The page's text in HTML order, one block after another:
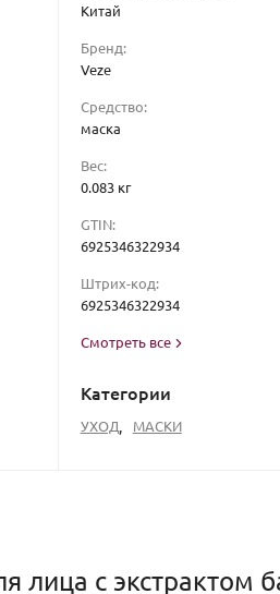
Китай
Бренд:
Veze
Средство:
маска
Вес:
0.083 кг
GTIN:
6925346322934
Штрих-код:
6925346322934
Смотреть все
Категории
УХОД, МАСКИ
лица с экстрактом